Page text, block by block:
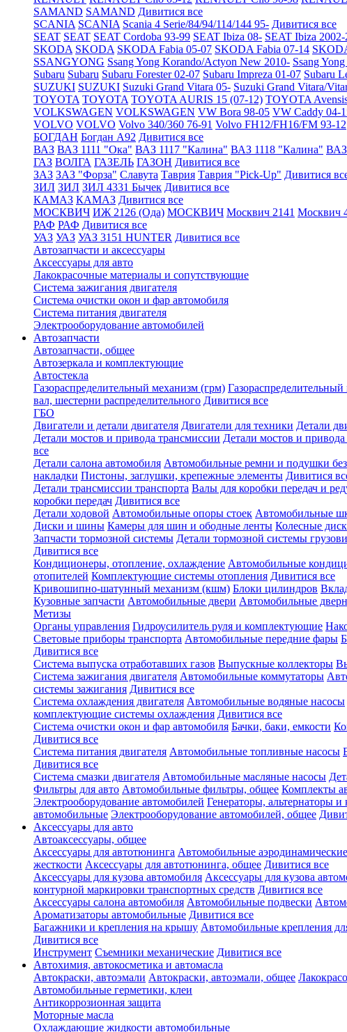
SAMAND SAMAND Дивитися все
SCANIA SCANIA Scania 4 Serie/84/94/114/144 95- Дивитися все
SEAT SEAT SEAT Cordoba 93-99 SEAT Ibiza 08- SEAT Ibiza 2002-
SKODA SKODA SKODA Fabia 05-07 SKODA Fabia 07-14
SSANGYONG Ssang Yong Korando/Actyon New 2010- Ssang
Subaru Subaru Subaru Forester 02-07 Subaru Impreza 01-07 Subaru
SUZUKI SUZUKI Suzuki Grand Vitara 05- Suzuki Grand Vitara/
TOYOTA TOYOTA TOYOTA AURIS 15 (07-12) TOYOTA
VOLKSWAGEN VOLKSWAGEN VW Bora 98-05 VW Caddy 04-
VOLVO VOLVO Volvo 340/360 76-91 Volvo FH12/FH16/FM 93-12
БОГДАН Богдан А92 Дивитися все
ВАЗ ВАЗ 1111 "Ока" ВАЗ 1117 "Калина" ВАЗ 1118 "Калина" ВАЗ
ГАЗ ВОЛГА ГАЗЕЛЬ ГАЗОН Дивитися все
ЗАЗ ЗАЗ "Форза" Славута Таврия Таврия "Pick-Up" Дивитися
ЗИЛ ЗИЛ ЗИЛ 4331 Бычек Дивитися все
КАМАЗ КАМАЗ Дивитися все
МОСКВИЧ ИЖ 2126 (Ода) МОСКВИЧ Москвич 2141 Москвич
РАФ РАФ Дивитися все
УАЗ УАЗ УАЗ 3151 HUNTER Дивитися все
Автозапчасти и аксессуары
Аксессуары для авто
Лакокрасочные материалы и сопутствующие
Система зажигания двигателя
Система очистки окон и фар автомобиля
Система питания двигателя
Электрооборудование автомобилей
Автозапчасти
Автозапчасти, общее
Автозеркала и комплектующие
Автостекла
Газораспределительный механизм (грм)
вал, шестерни распределительного Дивитися все
ГБО
Двигатели и детали двигателя Двигатели для техники Детали
Детали мостов и привода трансмиссии Детали мостов и
все
Детали салона автомобиля Автомобильные ремни и подушки
накладки Пистоны, заглушки, крепежные элементы Дивитися
Детали трансмиссии транспорта Валы для коробки передач и
коробки передач Дивитися все
Детали ходовой Автомобильные опоры стоек Автомобильные
Диски и шины Камеры для шин и ободные ленты Колесные
Запчасти тормозной системы Детали тормозной системы
Дивитися все
Кондиционеры, отопление, охлаждение Автомобильные
отопителей Комплектующие системы отопления Дивитися все
Кривошипно-шатунный механизм (кшм) Блоки цилиндров
Кузовные запчасти Автомобильные двери Автомобильные
Метизы
Органы управления Гидроусилитель руля и комплектующие
Световые приборы транспорта Автомобильные передние фары
Дивитися все
Система выпуска отработавших газов Выпускные коллекторы
Система зажигания двигателя Автомобильные коммутаторы
системы зажигания Дивитися все
Система охлаждения двигателя Автомобильные водяные насосы
комплектующие системы охлаждения Дивитися все
Система очистки окон и фар автомобиля Бачки, баки, емкости
Дивитися все
Система питания двигателя Автомобильные топливные насосы
Дивитися все
Система смазки двигателя Автомобильные масляные насосы
Фильтры для авто Автомобильные фильтры, общее Комплекты
Электрооборудование автомобилей Генераторы, альтернаторы
автомобильные Электрооборудование автомобилей, общее
Аксессуары для авто
Автоаксессуары, общее
Аксессуары для автотюнинга Автомобильные
жесткости Аксессуары для автотюнинга, общее Дивитися все
Аксессуары для кузова автомобиля Аксессуары для кузова
контурной маркировки транспортных средств Дивитися все
Аксессуары салона автомобиля Автомобильные подвески
Ароматизаторы автомобильные Дивитися все
Багажники и крепления на крышу Автомобильные крепления
Дивитися все
Инструмент Съемники механические Дивитися все
Автохимия, автокосметика и автомасла
Автокраски, автоэмали Автокраски, автоэмали, общее
Автомобильные герметики, клеи
Антикоррозионная защита
Моторные масла
Охлаждающие жидкости автомобильные